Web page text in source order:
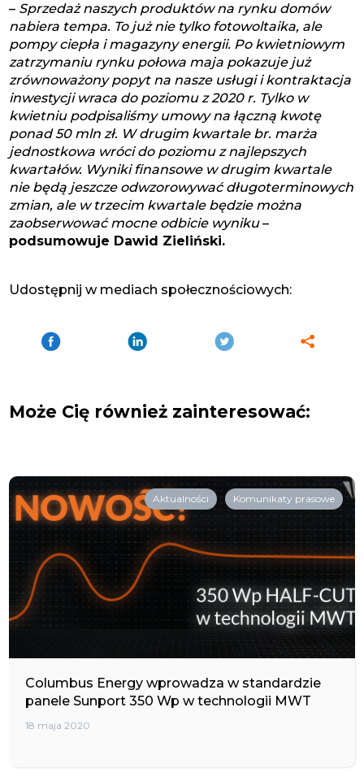
– Sprzedaż naszych produktów na rynku domów
nabiera tempa. To już nie tylko fotowoltaika, ale
pompy ciepła i magazyny energii. Po kwietniowym
zatrzymaniu rynku połowa maja pokazuje już
zrównoważony popyt na nasze usługi i kontraktacja
inwestycji wraca do poziomu z 2020 r. Tylko w
kwietniu podpisaliśmy umowy na łączną kwotę
ponad 50 mln zł. W drugim kwartale br. marża
jednostkowa wróci do poziomu z najlepszych
kwartałów. Wyniki finansowe w drugim kwartale
nie będą jeszcze odwzorowywać długoterminowych
zmian, ale w trzecim kwartale będzie można
zaobserwować mocne odbicie wyniku–
podsumowuje Dawid Zieliński.
Udostępnij w mediach społecznościowych:
Może Cię również zainteresować:
Aktualności Komunikaty prasowe
Columbus Energy wprowadza w standardzie
panele Sunport 350 Wp w technologii MWT
18 maja 2020